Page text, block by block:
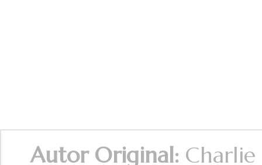
Autor Original: